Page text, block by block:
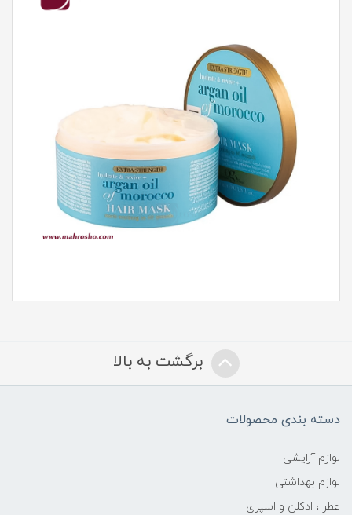
برگشت به بالا
دسته بندی محصولات
لوازم آرایشی
لوازم بهداشتی
عطر ، ادکلن و اسپری